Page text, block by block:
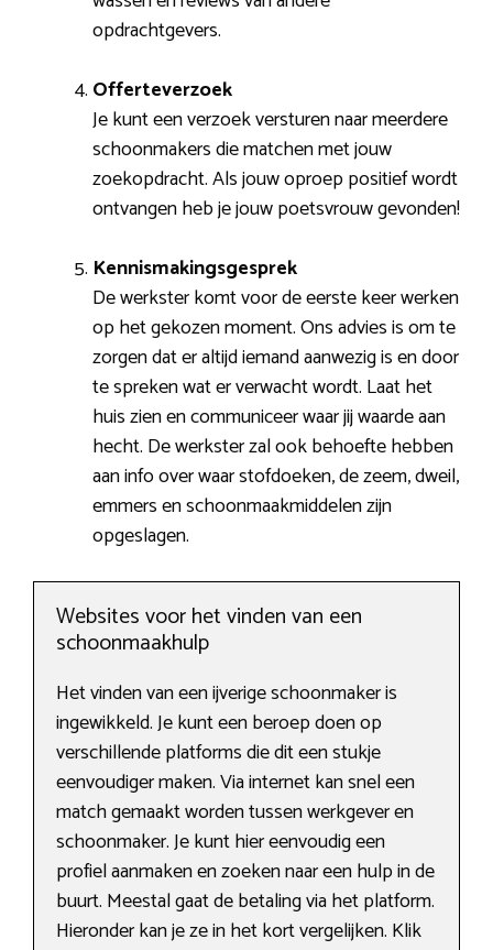
opdrachtgevers.
Offerteverzoek
Je kunt een verzoek versturen naar meerdere
schoonmakers die matchen met jouw
zoekopdracht. Als jouw oproep positief wordt
ontvangen heb je jouw poetsvrouw gevonden!
Kennismakingsgesprek
De werkster komt voor de eerste keer werken
op het gekozen moment. Ons advies is om te
zorgen dat er altijd iemand aanwezig is en door
te spreken wat er verwacht wordt. Laat het
huis zien en communiceer waar jij waarde aan
hecht. De werkster zal ook behoefte hebben
aan info over waar stofdoeken, de zeem, dweil,
emmers en schoonmaakmiddelen zijn
opgeslagen.
Websites voor het vinden van een
schoonmaakhulp
Het vinden van een ijverige schoonmaker is
ingewikkeld. Je kunt een beroep doen op
verschillende platforms die dit een stukje
eenvoudiger maken. Via internet kan snel een
match gemaakt worden tussen werkgever en
schoonmaker. Je kunt hier eenvoudig een
profiel aanmaken en zoeken naar een hulp in de
buurt. Meestal gaat de betaling via het platform.
Hieronder kan je ze in het kort vergelijken. Klik